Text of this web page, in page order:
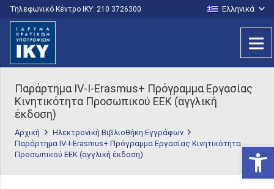
Τηλεφωνικό Κέντρο IKY: 210 3726300 Ελληνικά
Παράρτημα IV-I-Erasmus+ Πρόγραμμα Εργασίας
Κινητικότητα Προσωπικού ΕΕΚ (αγγλική
έκδοση)
Αρχική
Ηλεκτρονική Βιβλιοθήκη Εγγράφων
Παράρτημα IV-I-Erasmus+ Πρόγραμμα Εργασίας Κινητικότητα
Προσωπικού ΕΕΚ (αγγλική έκδοση)